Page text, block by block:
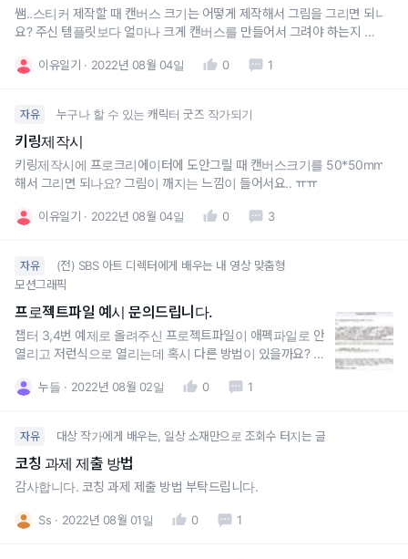
쌤..스티커 제작할 때 캔버스 크기는 어떻게 제작해서 그림을 그리면 되나
요? 주신 템플릿보다 얼마나 크게 캔버스를 만들어서 그려야 하는지 캔버
이유일기 2022년 08월 04일 0 1
자유 누구나 할 수 있는 캐릭터 굿즈 작가되기
키링제작시
키링제작시에 프로크리에이터에 도안그릴 때 캔버스크기를 50*50mm
해서 그리면 되나요? 그림이 깨지는 느낌이 들어서요.. ㅠㅠ
이유일기 2022년 08월 04일 0 3
자유
(전) SBS 아트 디렉터에게 배우는 내 영상 맞춤형
모션그래픽
프로젝트파일 예시 문의드립니다.
챕터 3,4번 예제로 올려주신 프로젝트파일이 애펙파일로 안
열리고 저런식으로 열리는데 혹시 다른 방법이 있을까요? 다
누들 2022년 08월 02일 0 1
자유 대상 작가에게 배우는, 일상 소재만으로 조회수 터지는 글
코칭 과제 제출 방법
감사합니다. 코칭 과제 제출 방법 부탁드립니다.
Ss 2022년 08월 01일 0 1